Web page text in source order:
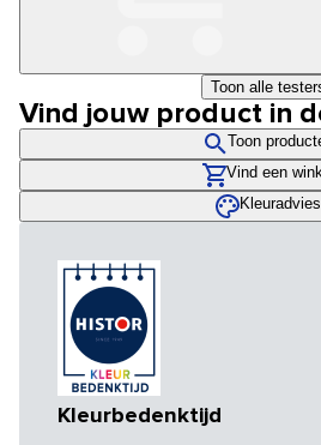
Toon alle
Vind jouw product in
Toon
Vind een
Kleuradvies
Kleurbedenktijd